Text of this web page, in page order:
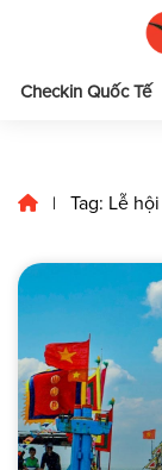
Checkin Quốc Tế
| Tag: Lễ